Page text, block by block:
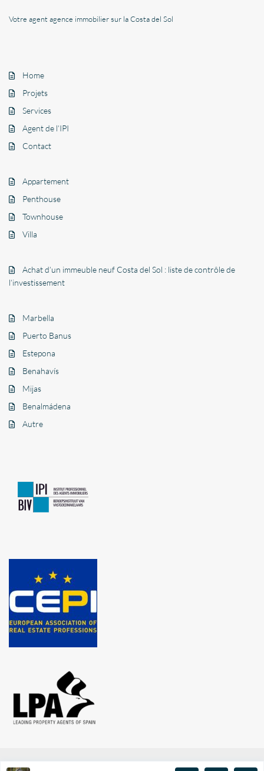
Votre agent agence immobilier sur la Costa del Sol
Home
Projets
Services
Agent de l’IPI
Contact
Appartement
Penthouse
Townhouse
Villa
Achat d’un immeuble neuf Costa del Sol : liste de contrôle de
l’investissement
Marbella
Puerto Banus
Estepona
Benahavís
Mijas
Benalmádena
Autre
© INVESTINSPAIN.BE 2020 | Alle rechten voorbehouden | BA en